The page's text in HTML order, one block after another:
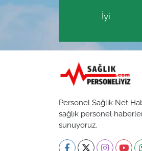
İyi
Personel Sağlık Net
sağlık personel
sunuyoruz.